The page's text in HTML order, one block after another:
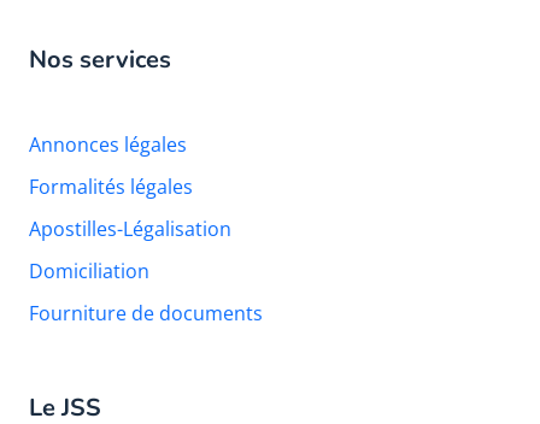
Nos services
Annonces légales
Formalités légales
Apostilles-Légalisation
Domiciliation
Fourniture de documents
Le JSS